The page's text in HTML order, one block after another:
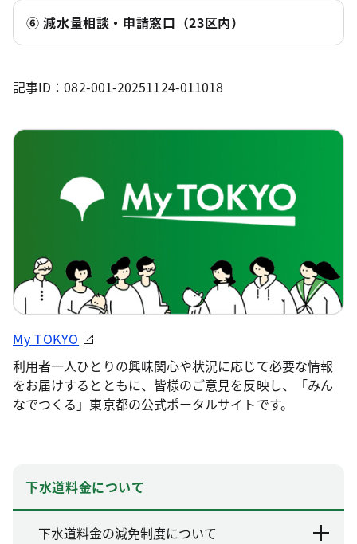
⑥ 減水量相談・申請窓口（23区内）
記事ID：082-001-20251124-011018
My TOKYO
利用者一人ひとりの興味関心や状況に応じて必要な情報
をお届けするとともに、皆様のご意見を反映し、「みん
なでつくる」東京都の公式ポータルサイトです。
下水道料金について
下水道料金の減免制度について